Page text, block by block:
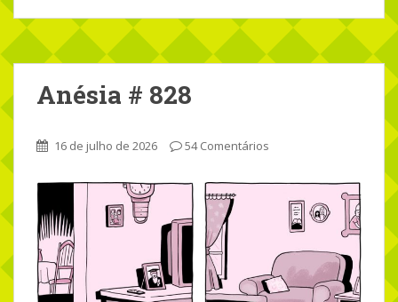
Anésia # 828
16 de julho de 2026 54 Comentários